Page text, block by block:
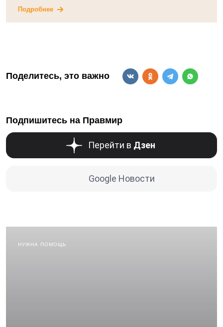
Подробнее
Поделитесь, это важно
Подпишитесь на Правмир
Перейти в Дзен
Google Новости
НУЖНА ПОМОЩЬ